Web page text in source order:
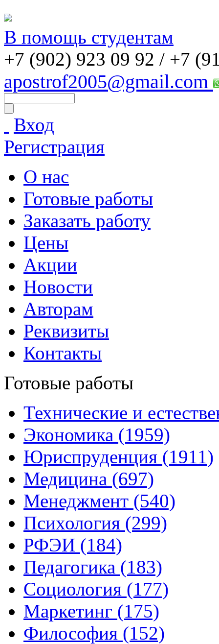
В помощь студентам
+7 (902) 923 09 92 / +7
apostrof2005@gmail.com
Вход
Регистрация
О нас
Готовые работы
Заказать работу
Цены
Акции
Новости
Авторам
Реквизиты
Контакты
Готовые работы
Технические и
Экономика (1959)
Юриспруденция (1911)
Медицина (697)
Менеджмент (540)
Психология (299)
РФЭИ (184)
Педагогика (183)
Социология (177)
Маркетинг (175)
Философия (152)